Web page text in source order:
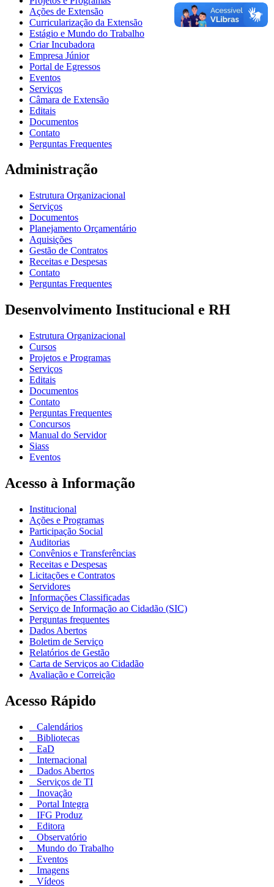
Ações de Extensão
Curricularização da Extensão
Estágio e Mundo do Trabalho
Criar Incubadora
Empresa Júnior
Portal de Egressos
Eventos
Serviços
Câmara de Extensão
Editais
Documentos
Contato
Perguntas Frequentes
Administração
Estrutura Organizacional
Serviços
Documentos
Planejamento Orçamentário
Aquisições
Gestão de Contratos
Receitas e Despesas
Contato
Perguntas Frequentes
Desenvolvimento Institucional e RH
Estrutura Organizacional
Cursos
Projetos e Programas
Serviços
Editais
Documentos
Contato
Perguntas Frequentes
Concursos
Manual do Servidor
Siass
Eventos
Acesso à Informação
Institucional
Ações e Programas
Participação Social
Auditorias
Convênios e Transferências
Receitas e Despesas
Licitações e Contratos
Servidores
Informações Classificadas
Serviço de Informação ao Cidadão (SIC)
Perguntas frequentes
Dados Abertos
Boletim de Serviço
Relatórios de Gestão
Carta de Serviços ao Cidadão
Avaliação e Correição
Acesso Rápido
Calendários
Bibliotecas
EaD
Internacional
Dados Abertos
Serviços de TI
Inovação
Portal Integra
IFG Produz
Editora
Observatório
Mundo do Trabalho
Eventos
Imagens
Vídeos